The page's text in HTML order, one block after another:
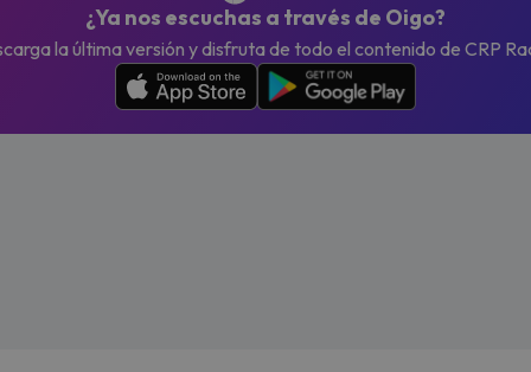
¿Ya nos escuchas a través de Oigo?
la última versión y disfruta de todo el contenido de CRP